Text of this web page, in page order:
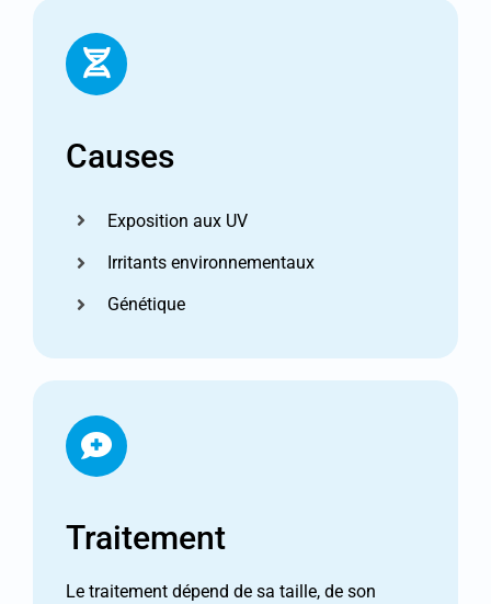
Causes
Exposition aux UV
Irritants environnementaux
Génétique
Traitement
Le traitement dépend de sa taille, de son